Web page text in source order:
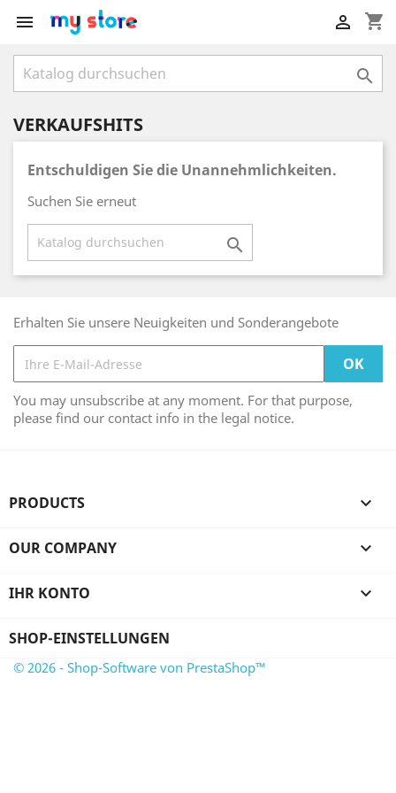
 shopping_cart


VERKAUFSHITS
Entschuldigen Sie die Unannehmlichkeiten.
Suchen Sie erneut

Erhalten Sie unsere Neuigkeiten und Sonderangebote
You may unsubscribe at any moment. For that purpose,
please find our contact info in the legal notice.
PRODUCTS 
OUR COMPANY 
IHR KONTO 
SHOP-EINSTELLUNGEN
© 2026 - Shop-Software von PrestaShop™